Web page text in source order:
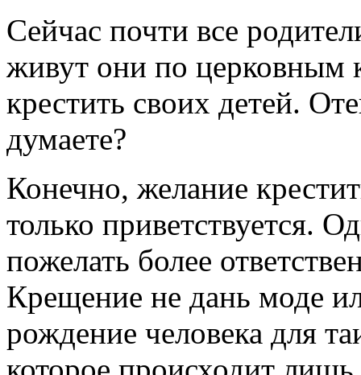
Сейчас почти все
живут они по церковным
крестить своих детей.
думаете?
Конечно, желание
только приветствуется.
пожелать более
Крещение не дань моде
рождение человека для